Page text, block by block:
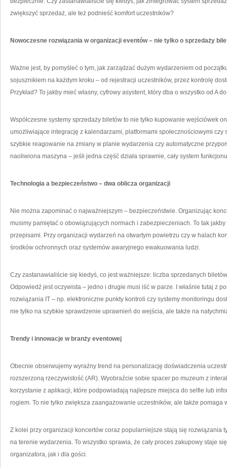
zwiększyć sprzedaż, ale też podnieść komfort uczestników?
Nowoczesne rozwiązania w organizacji eventów – nie tylko o sprzedaży
Ważne jest, by pomyśleć o tym, jak zarządzać dużym wydarzeniem od
sojusznikiem na każdym kroku – od rejestracji uczestników, przez kontrolę
Przykład? To jakby mieć własny, cyfrowy asystent, który dba o wszystko od A
Współczesne systemy sprzedaży biletów to nie tylko kupowanie wejściówek
umożliwiające integrację z kalendarzami, platformami społecznościowymi czy
szybkie reagowanie na zmiany w planie wydarzenia czy automatyczne
naoliwiona maszyna – jeśli jedna część działa sprawnie, cały system
Technologia a bezpieczeństwo – dwa oblicza organizacji
Nie można zapominać o najważniejszym – bezpieczeństwie. Organizując
musimy pamiętać o obowiązujących normach i zabezpieczeniach. To tak
przepisami. Przy organizacji wydarzeń na otwartym powietrzu czy w halach
środków ochronnych oraz systemów awaryjnego ewakuowania ludzi.
Czy zastanawialiście się kiedyś, co jest ważniejsze: liczba sprzedanych
Odpowiedź jest oczywista – jedno i drugie musi iść w parze. I właśnie tutaj z
rozwiązania IT – np. elektroniczne punkty kontroli czy systemy monitoringu
nie tylko na szybkie sprawdzenie uprawnień do wejścia, ale także na
Trendy i innowacje w branży eventowej
Obecnie obserwujemy wyraźny trend na personalizację doświadczenia
rozszerzoną rzeczywistość (AR). Wyobraźcie sobie spacer po muzeum z
korzystanie z aplikacji, które podpowiadają najlepsze miejsca do selfie lub
rogiem. To nie tylko zwiększa zaangażowanie uczestników, ale także
Z kolei przy organizacji koncertów coraz popularniejsze stają się rozwiązania
na terenie wydarzenia. To wszystko sprawia, że cały proces zakupowy staje
organizatora, jak i dla gości.